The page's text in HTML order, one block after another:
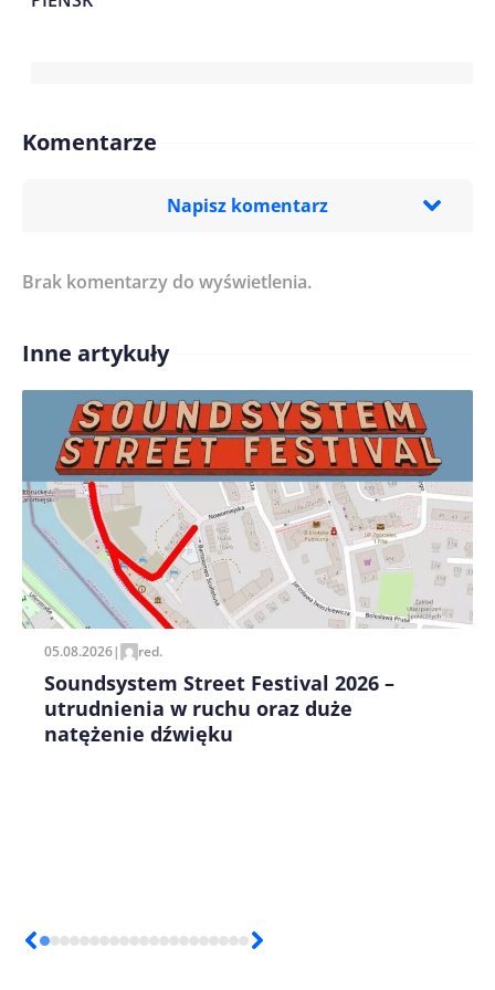
Komentarze
Napisz komentarz
Treść komentarza*
Imię/ Nick*
Zapamiętaj moje dane w tej przeglądarce podczas
pisania kolejnych komentarzy.
Brak komentarzy do wyświetlenia.
Inne artykuły
05.08.2026| red.
Soundsystem Street Festival 2026 –
utrudnienia w ruchu oraz duże
natężenie dźwięku